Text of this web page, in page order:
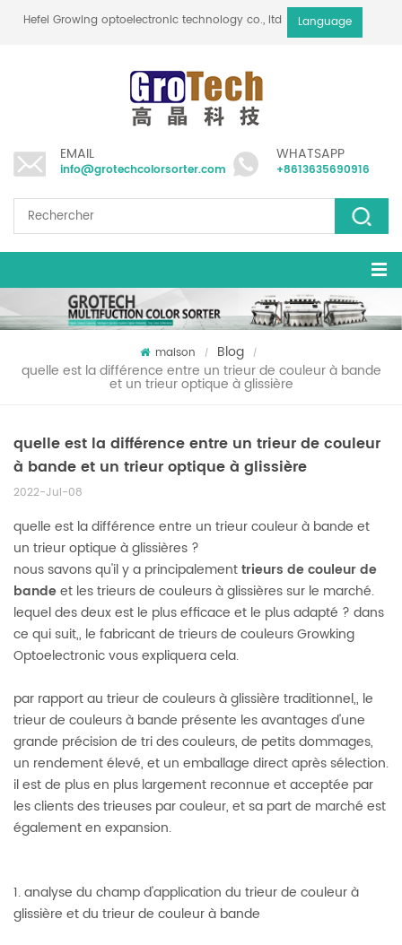
Hefei Growing optoelectronic technology co., ltd Language
EMAIL
info@grotechcolorsorter.com
WHATSAPP
+8613635690916
maison / Blog /
quelle est la différence entre un trieur de couleur à bande
et un trieur optique à glissière
quelle est la différence entre un trieur de couleur
à bande et un trieur optique à glissière
2022-Jul-08
quelle est la différence entre un trieur couleur à bande et
un trieur optique à glissières ?
nous savons qu'il y a principalementtrieurs de couleur de
bandeet les trieurs de couleurs à glissières sur le marché.
lequel des deux est le plus efficace et le plus adapté ? dans
ce qui suit,, le fabricant de trieurs de couleurs Growking
Optoelectronic vous expliquera cela.
par rapport au trieur de couleurs à glissière traditionnel,, le
trieur de couleurs à bande présente les avantages d'une
grande précision de tri des couleurs, de petits dommages,
un rendement élevé, et un emballage direct après sélection.
il est de plus en plus largement reconnue et acceptée par
les clients des trieuses par couleur, et sa part de marché est
également en expansion.
1. analyse du champ d'application du trieur de couleur à
glissière et du trieur de couleur à bande